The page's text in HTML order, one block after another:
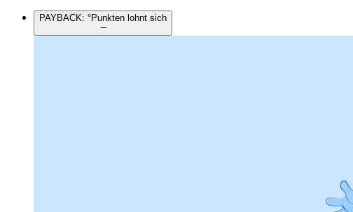
PAYBACK: °Punkten lohnt sich